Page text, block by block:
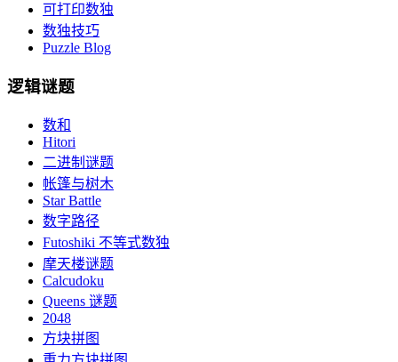
可打印数独
数独技巧
Puzzle Blog
逻辑谜题
数和
Hitori
二进制谜题
帐篷与树木
Star Battle
数字路径
Futoshiki 不等式数独
摩天楼谜题
Calcudoku
Queens 谜题
2048
方块拼图